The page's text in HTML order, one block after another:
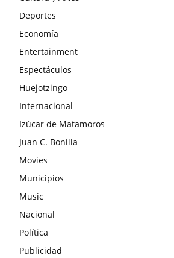
Deportes
Economía
Entertainment
Espectáculos
Huejotzingo
Internacional
Izúcar de Matamoros
Juan C. Bonilla
Movies
Municipios
Music
Nacional
Política
Publicidad